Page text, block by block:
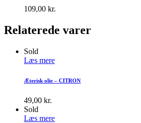
109,00 kr.
Relaterede varer
Sold
Læs mere
Æterisk olie – CITRON
49,00 kr.
Sold
Læs mere